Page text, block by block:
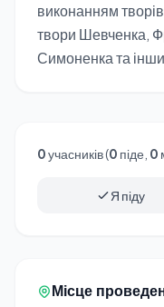
виконанням
твори Шевченка,
Симоненка та
0учасників (0 піде, 0
Я піду
Місце